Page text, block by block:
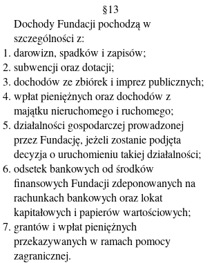
§13
Dochody Fundacji pochodzą w
szczególności z:
darowizn, spadków i zapisów;
subwencji oraz dotacji;
dochodów ze zbiórek i imprez publicznych;
wpłat pieniężnych oraz dochodów z
majątku nieruchomego i ruchomego;
działalności gospodarczej prowadzonej
przez Fundację, jeżeli zostanie podjęta
decyzja o uruchomieniu takiej działalności;
odsetek bankowych od środków
finansowych Fundacji zdeponowanych na
rachunkach bankowych oraz lokat
kapitałowych i papierów wartościowych;
grantów i wpłat pieniężnych
przekazywanych w ramach pomocy
zagranicznej.